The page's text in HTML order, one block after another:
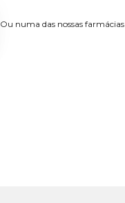
Ou numa das nossas farmácias